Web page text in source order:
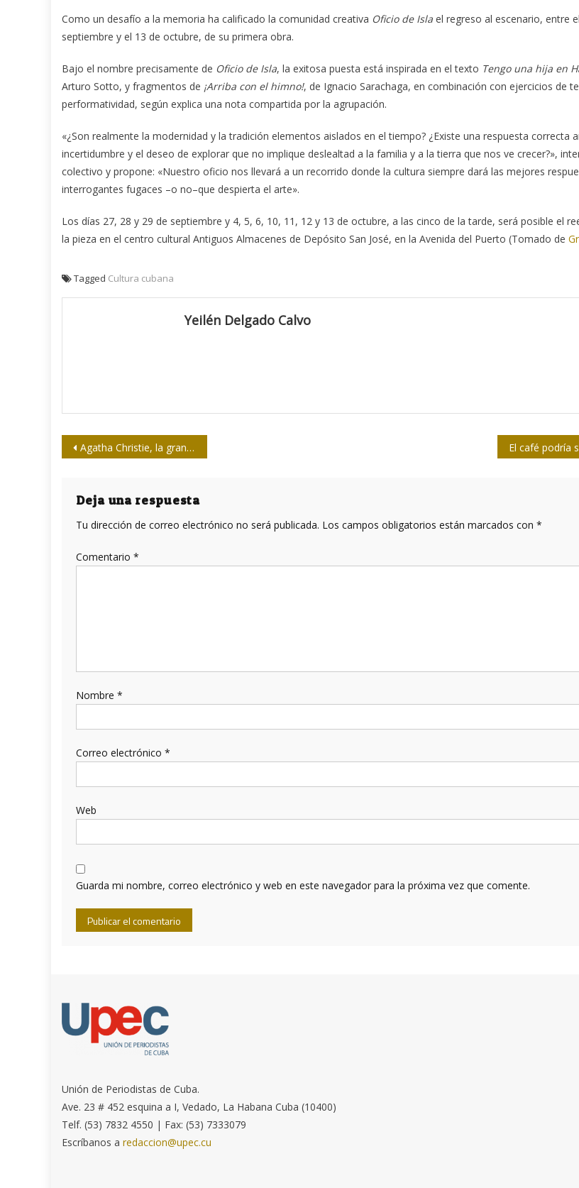
Como un desafío a la memoria ha calificado la comunidad creativa Oficio de Isla el regreso al escenario, entre
septiembre y el 13 de octubre, de su primera obra.
Bajo el nombre precisamente de Oficio de Isla, la exitosa puesta está inspirada en el texto Tengo una hija en
Arturo Sotto, y fragmentos de ¡Arriba con el himno!, de Ignacio Sarachaga, en combinación con ejercicios de
performatividad, según explica una nota compartida por la agrupación.
«¿Son realmente la modernidad y la tradición elementos aislados en el tiempo? ¿Existe una respuesta correcta
incertidumbre y el deseo de explorar que no implique deslealtad a la familia y a la tierra que nos ve crecer?»,
colectivo y propone: «Nuestro oficio nos llevará a un recorrido donde la cultura siempre dará las mejores
interrogantes fugaces –o no–que despierta el arte».
Los días 27, 28 y 29 de septiembre y 4, 5, 6, 10, 11, 12 y 13 de octubre, a las cinco de la tarde, será posible el
la pieza en el centro cultural Antiguos Almacenes de Depósito San José, en la Avenida del Puerto (Tomado de
Tagged Cultura cubana
Yeilén Delgado Calvo
Navegación
entradas
Agatha Christie, la gran dama del misterio
Deja una respuesta
Tu dirección de correo electrónico no será publicada. Los campos obligatorios están marcados con *
Comentario *
Nombre *
Correo electrónico *
Web
Guarda mi nombre, correo electrónico y web en este navegador para la próxima vez que comente.
Unión de Periodistas de Cuba.
Ave. 23 # 452 esquina a I, Vedado, La Habana Cuba (10400)
Telf. (53) 7832 4550 | Fax: (53) 7333079
Escríbanos aredaccion@upec.cu